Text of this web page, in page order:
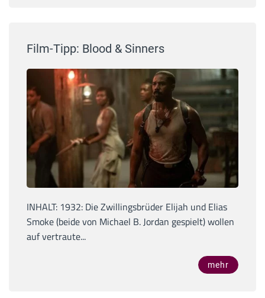
Film-Tipp: Blood & Sinners
INHALT: 1932: Die Zwillingsbrüder Elijah und Elias
Smoke (beide von Michael B. Jordan gespielt) wollen
auf vertraute...
mehr